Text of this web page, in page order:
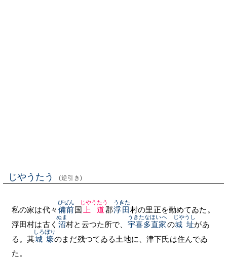
じやうたう (逆引き)
私の家は代々 備前
びぜん
国 上道
じやうたう
郡浮田
うきた
村の里正を勤めてゐた。
浮田村は古く 沼
ぬま
村と云つた所で、 宇喜多直家
うきたなほいへ
の城址
じやうし
があ
る。其城壕
しろぼり
のまだ残つてゐる土地に、津下氏は住んでゐ
た。